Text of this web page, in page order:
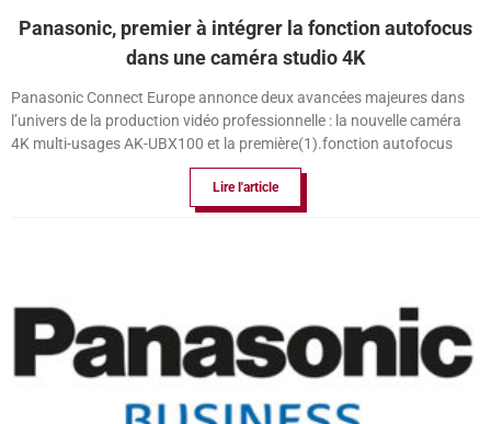
Panasonic, premier à intégrer la fonction autofocus
dans une caméra studio 4K
Panasonic Connect Europe annonce deux avancées majeures dans
l’univers de la production vidéo professionnelle : la nouvelle caméra
4K multi-usages AK-UBX100 et la première(1).fonction autofocus
Lire l'article